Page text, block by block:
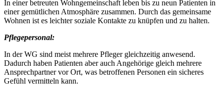
In einer betreuten Wohngemeinschaft leben bis zu neun Patienten in
einer gemütlichen Atmosphäre zusammen. Durch das gemeinsame
Wohnen ist es leichter soziale Kontakte zu knüpfen und zu halten.
Pflegepersonal:
In der WG sind meist mehrere Pfleger gleichzeitig anwesend.
Dadurch haben Patienten aber auch Angehörige gleich mehrere
Ansprechpartner vor Ort, was betroffenen Personen ein sicheres
Gefühl vermitteln kann.